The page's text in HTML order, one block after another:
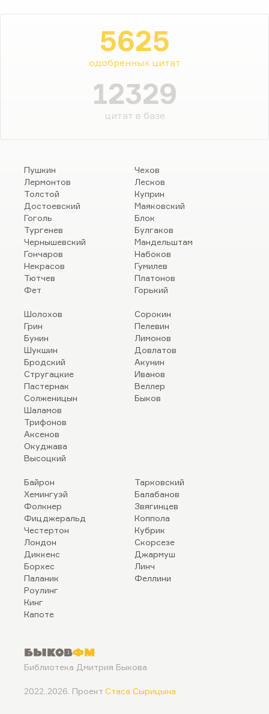
5625
одобренных цитат
12329
цитат в базе
Пушкин
Лермонтов
Толстой
Достоевский
Гоголь
Тургенев
Чернышевский
Гончаров
Некрасов
Тютчев
Фет
Чехов
Лесков
Куприн
Маяковский
Блок
Булгаков
Мандельштам
Набоков
Гумилев
Платонов
Горький
Шолохов
Грин
Бунин
Шукшин
Бродский
Стругацкие
Пастернак
Солженицын
Шаламов
Трифонов
Аксенов
Окуджава
Высоцкий
Сорокин
Пелевин
Лимонов
Довлатов
Акунин
Иванов
Веллер
Быков
Байрон
Хемингуэй
Фолкнер
Фицджеральд
Честертон
Лондон
Диккенс
Борхес
Паланик
Роулинг
Кинг
Капоте
Тарковский
Балабанов
Звягинцев
Коппола
Кубрик
Скорсезе
Джармуш
Линч
Феллини
БыковФМ
Библиотека Дмитрия Быкова
2022..2026. Проект Стаса Сырицына